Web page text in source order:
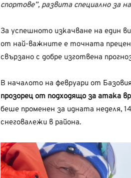
спортове”, развита специално за
За успешното изкачване на един
от най-важните е точната
свързано с добре изготвена
В началото на февруари от
прозорец от подходящо за атака
беше променен за идната неделя,
снеговалежи в района.